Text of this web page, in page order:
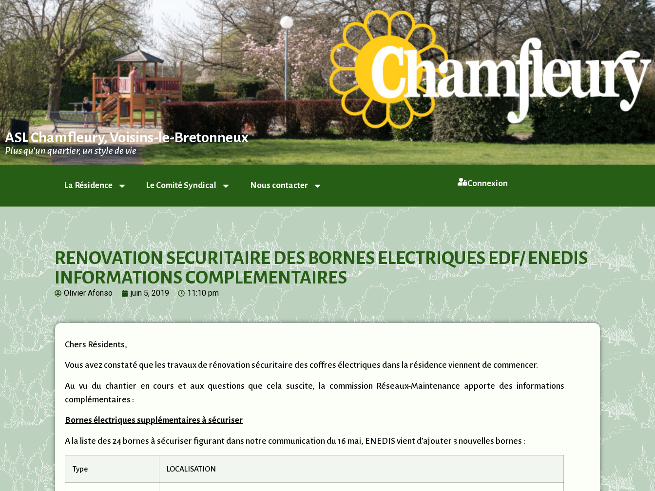
ASL Chamfleury, Voisins-le-Bretonneux
Plus qu'un quartier, un style de vie
La Résidence Le Comité Syndical Nous contacter Connexion
RENOVATION SECURITAIRE DES BORNES ELECTRIQUES EDF/ ENEDIS
INFORMATIONS COMPLEMENTAIRES
Olivier Afonso juin 5, 2019 11:10 pm
Chers Résidents,
Vous avez constaté que les travaux de rénovation sécuritaire des coffres électriques dans la résidence viennent de commencer.
Au vu du chantier en cours et aux questions que cela suscite, la commission Réseaux-Maintenance apporte des informations
complémentaires :
Bornes électriques supplémentaires à sécuriser
A la liste des 24 bornes à sécuriser figurant dans notre communication du 16 mai, ENEDIS vient d’ajouter 3 nouvelles bornes :
Type LOCALISATION